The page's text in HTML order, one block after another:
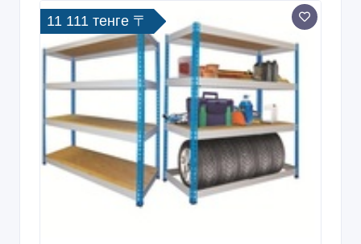
11 111 тенге 〒